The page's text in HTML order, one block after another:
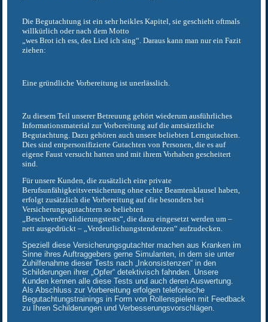
Die Begutachtung ist ein sehr heikles Kapitel, sie geschieht oftmals
willkürlich oder nach dem Motto
„wes Brot ich ess, des Lied ich sing“. Daraus kann man nur ein Fazit
ziehen:
Eine gründliche Vorbereitung ist unerlässlich.
Zu diesem Teil unserer Betreuung gehört wiederum ausführliches
Informationsmaterial zur Vorbereitung auf die amtsärztliche
Begutachtung. Dazu gehören auch unsere beliebten Lerngutachten.
Dies sind entpersonifizierte Gutachten von Personen, die es auf
eigene Faust versucht hatten und mit ihrem Vorhaben gescheitert
sind.
Für unsere Kunden, die zusätzlich eine private
Berufsunfähigkeitsversicherung ohne echte Beamtenklausel haben,
erfolgt zusätzlich die Vorbereitung auf die besonders bei
Versicherungsgutachtern so beliebten
„Beschwerdevalidierungstests“, die dazu eingesetzt werden um –
nett ausgedrückt – „Verdeutlichungstendenzen“ aufzudecken.
Speziell diese Versicherungsgutachter machen aus Kranken im
Sinne ihres Auftraggebers gerne Simulanten, in dem sie unter
Zuhilfenahme dieser Tests nach „Inkonsistenzen“ in den
Schilderungen ihrer „Opfer“ detektivisch fahnden. Unsere
Kunden kennen alle diese Tests und auch deren Auswertung.
Als Abschluss zur Vorbereitung erfolgen telefonische
Begutachtungstrainings in Form von Rollenspielen mit Feedback
zu Ihren Schilderungen und Verbesserungsvorschlägen.